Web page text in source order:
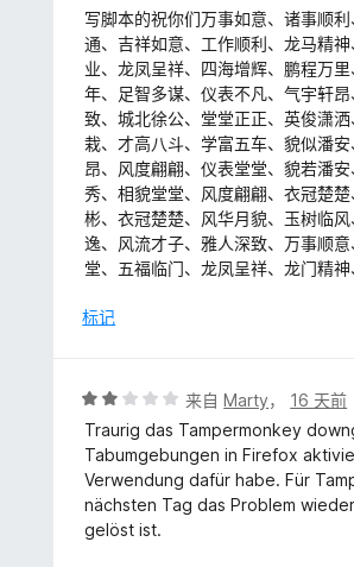
分
5
/
5
写脚本的祝你们万事如意、诸事顺
通、吉祥如意、工作顺利、龙马精
业、龙凤呈祥、四海增辉、鹏程万
年、足智多谋、仪表不凡、气宇轩
致、城北徐公、堂堂正正、英俊潇
栽、才高八斗、学富五车、貌似潘
昂、风度翩翩、仪表堂堂、貌若潘
秀、相貌堂堂、风度翩翩、衣冠楚
彬、衣冠楚楚、风华月貌、玉树临
逸、风流才子、雅人深致、万事顺
堂、五福临门、龙凤呈祥、龙门精
标记
评
分
2
/
5
来自Marty， 16 天前
Traurig das Tampermonkey
Tabumgebungen in Firefox
Verwendung dafür habe. Für
nächsten Tag das Problem
gelöst ist.